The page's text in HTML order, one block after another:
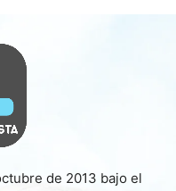
de 2013 bajo el